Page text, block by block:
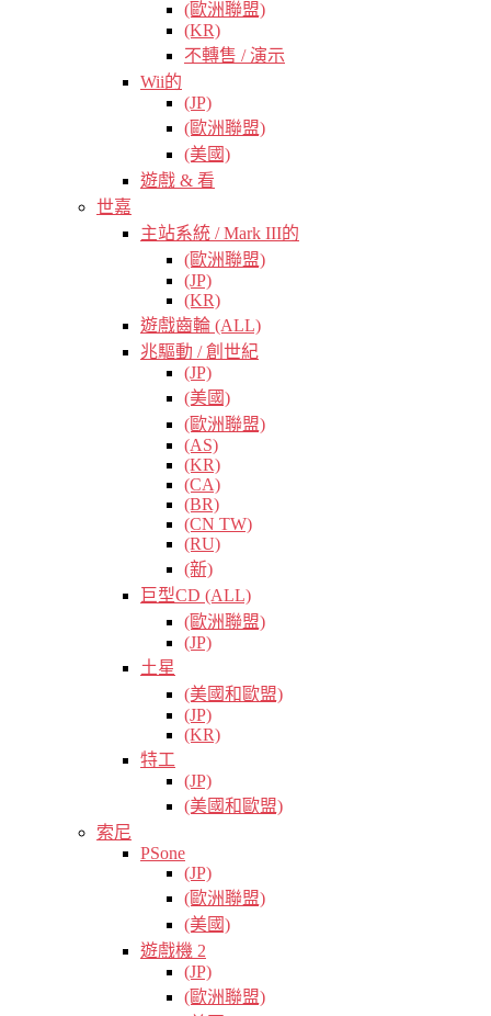
(歐洲聯盟)
(KR)
不轉售 / 演示
Wii的
(JP)
(歐洲聯盟)
(美國)
遊戲 & 看
世嘉
主站系統 / Mark III的
(歐洲聯盟)
(JP)
(KR)
遊戲齒輪 (ALL)
兆驅動 / 創世紀
(JP)
(美國)
(歐洲聯盟)
(AS)
(KR)
(CA)
(BR)
(CN TW)
(RU)
(新)
巨型CD (ALL)
(歐洲聯盟)
(JP)
土星
(美國和歐盟)
(JP)
(KR)
特工
(JP)
(美國和歐盟)
索尼
PSone
(JP)
(歐洲聯盟)
(美國)
遊戲機 2
(JP)
(歐洲聯盟)